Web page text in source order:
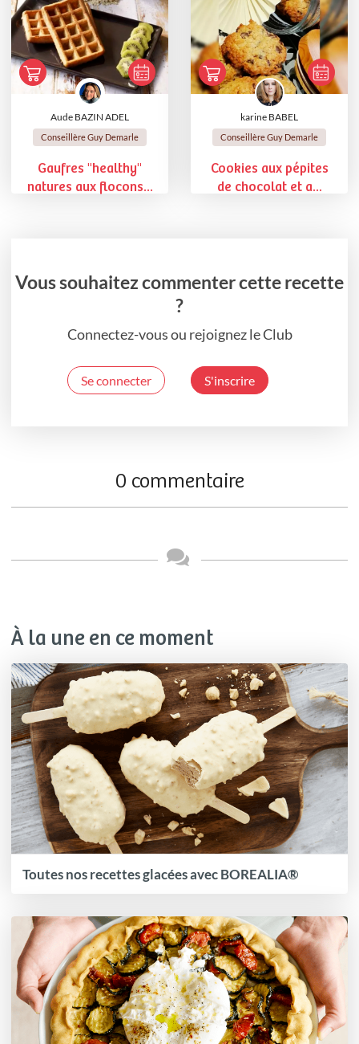
Aude BAZIN ADEL
Conseillère Guy Demarle
Gaufres "healthy"
natures aux flocons...
karine BABEL
Conseillère Guy Demarle
Cookies aux pépites
de chocolat et a...
Vous souhaitez commenter cette recette
?
Connectez-vous ou rejoignez le Club
Se connecter S'inscrire
0 commentaire
À la une en ce moment
Toutes nos recettes glacées avec BOREALIA®